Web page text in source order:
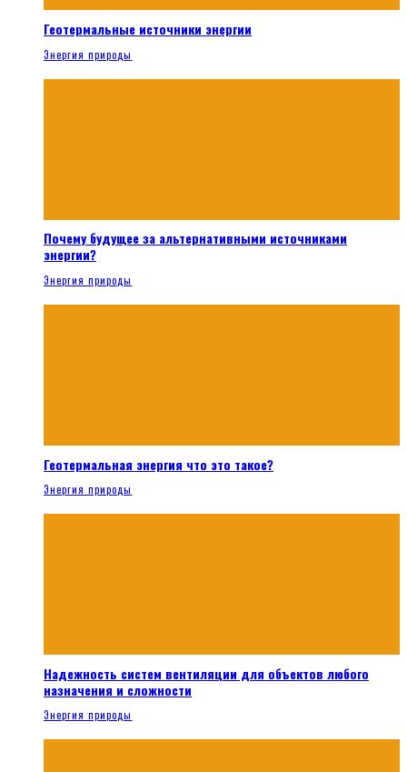
Геотермальные источники энергии
Энергия природы
Почему будущее за альтернативными источниками
энергии?
Энергия природы
Геотермальная энергия что это такое?
Энергия природы
Надежность систем вентиляции для объектов любого
назначения и сложности
Энергия природы